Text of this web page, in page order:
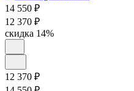
14 550 ₽
12 370 ₽
скидка 14%
12 370 ₽